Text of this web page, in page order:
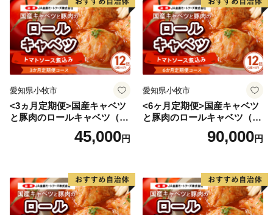
愛知県小牧市
<3ヵ月定期便>国産キャベツ
と豚肉のロールキャベツ（6P
45,000円
愛知県小牧市
<6ヶ月定期便>国産キャベツ
と豚肉のロールキャベツ（6P
90,000円